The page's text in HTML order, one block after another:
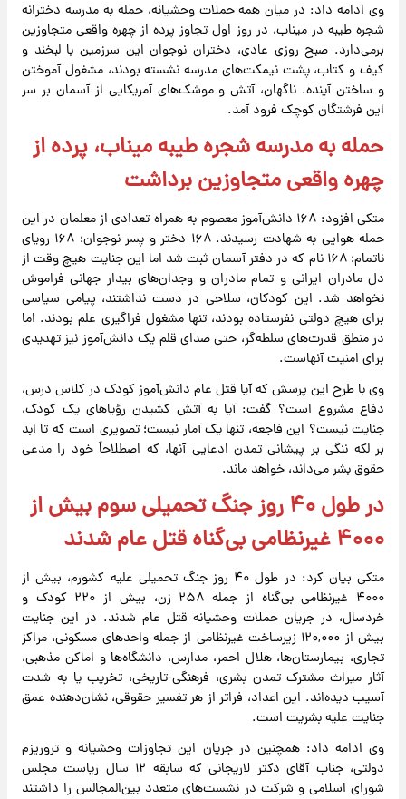
وی ادامه داد: در میان همه حملات وحشیانه، حمله به مدرسه دخترانه
شجره طیبه در میناب، در روز اول تجاوز پرده از چهره واقعی متجاوزین
برمی‌دارد. صبح روزی عادی، دختران نوجوان این سرزمین با لبخند و
کیف و کتاب، پشت نیمکت‌های مدرسه نشسته بودند، مشغول آموختن
و ساختن آینده. ناگهان، آتش و موشک‌های آمریکایی از آسمان بر سر
این فرشتگان کوچک فرود آمد.
حمله به مدرسه شجره طیبه میناب، پرده از
چهره واقعی متجاوزین برداشت
متکی افزود: ۱۶۸ دانش‌آموز معصوم به همراه تعدادی از معلمان در این
حمله هوایی به شهادت رسیدند. ۱۶۸ دختر و پسر نوجوان؛ ۱۶۸ رویای
ناتمام؛ ۱۶۸ نام که در دفتر آسمان ثبت شد اما این جنایت هیچ وقت از
دل مادران ایرانی و تمام مادران و وجدان‌های بیدار جهانی فراموش
نخواهد شد. این کودکان، سلاحی در دست نداشتند، پیامی سیاسی
برای هیچ دولتی نفرستاده بودند، تنها مشغول فراگیری علم بودند. اما
در منطق قدرت‌های سلطه‌گر، حتی صدای قلم یک دانش‌آموز نیز تهدیدی
برای امنیت آنهاست.
وی با طرح این پرسش که آیا قتل عام دانش‌آموز کودک در کلاس درس،
دفاع مشروع است؟ گفت: آیا به آتش کشیدن رؤیاهای یک کودک،
جنایت نیست؟ این فاجعه، تنها یک آمار نیست؛ تصویری است که تا ابد
بر لکه ننگی بر پیشانی تمدن ادعایی آنها، که اصطلاحاً خود را مدعی
حقوق بشر می‌داند، خواهد ماند.
در طول ۴۰ روز جنگ تحمیلی سوم بیش از
۴۰۰۰ غیرنظامی بی‌گناه قتل عام شدند
متکی بیان کرد: در طول ۴۰ روز جنگ تحمیلی علیه کشورم، بیش از
۴۰۰۰ غیرنظامی بی‌گناه از جمله ۲۵۸ زن، بیش از ۲۲۰ کودک و
خردسال، در جریان حملات وحشیانه قتل عام شدند. در این جنایت
بیش از ۱۲۰,۰۰۰ زیرساخت غیرنظامی از جمله واحدهای مسکونی، مراکز
تجاری، بیمارستان‌ها، هلال احمر، مدارس، دانشگاه‌ها و اماکن مذهبی،
آثار میراث مشترک تمدن بشری، فرهنگی-تاریخی، تخریب یا به شدت
آسیب دیده‌اند. این اعداد، فراتر از هر تفسیر حقوقی، نشان‌دهنده عمق
جنایت علیه بشریت است.
وی ادامه داد: همچنین در جریان این تجاوزات وحشیانه و تروریزم
دولتی، جناب آقای دکتر لاریجانی که سابقه ۱۲ سال ریاست مجلس
شورای اسلامی و شرکت در نشست‌های متعدد بین‌المجالس را داشتند